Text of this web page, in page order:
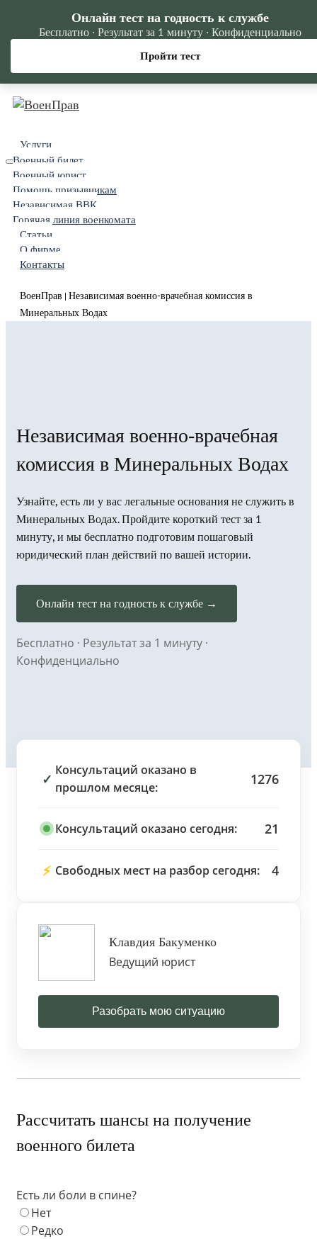
Услуги
Военный билет
Военный юрист
Помощь призывникам
Независимая ВВК
Горячая линия военкомата
Статьи
О фирме
Контакты
ВоенПрав | Независимая военно-врачебная комиссия в
Минеральных Водах
Независимая военно-врачебная
комиссия в Минеральных Водах
Узнайте, есть ли у вас легальные основания не служить в
Минеральных Водах. Пройдите короткий тест за 1
минуту, и мы бесплатно подготовим пошаговый
юридический план действий по вашей истории.
Онлайн тест на годность к службе →
Бесплатно · Результат за 1 минуту ·
Конфиденциально
✓
Консультаций оказано в
прошлом месяце:
1276
Консультаций оказано сегодня: 21
⚡ Свободных мест на разбор сегодня: 4
Клавдия Бакуменко
Ведущий юрист
Разобрать мою ситуацию
Рассчитать шансы на получение
военного билета
Есть ли боли в спине?
Нет
Редко
Онлайн тест на годность к службе
Бесплатно · Результат за 1 минуту · Конфиденциально
Пройти тест